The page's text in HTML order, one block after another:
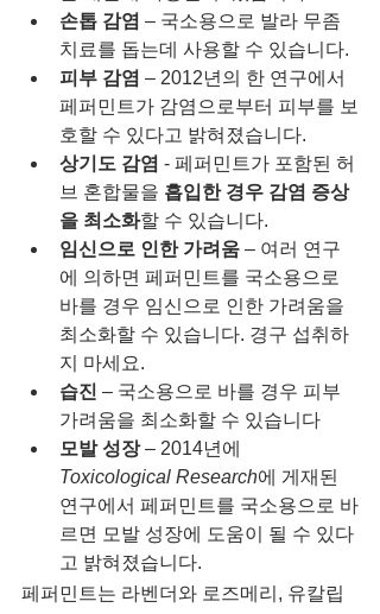
손톱 감염 – 국소용으로 발라 무좀
치료를 돕는데 사용할 수 있습니다.
피부 감염 – 2012년의 한 연구에서
페퍼민트가 감염으로부터 피부를 보
호할 수 있다고 밝혀졌습니다.
상기도 감염 - 페퍼민트가 포함된 허
브 혼합물을 흡입한 경우 감염 증상
을 최소화할 수 있습니다.
임신으로 인한 가려움 – 여러 연구
에 의하면 페퍼민트를 국소용으로
바를 경우 임신으로 인한 가려움을
최소화할 수 있습니다. 경구 섭취하
지 마세요.
습진 – 국소용으로 바를 경우 피부
가려움을 최소화할 수 있습니다
모발 성장 – 2014년에
Toxicological Research에 게재된
연구에서 페퍼민트를 국소용으로 바
르면 모발 성장에 도움이 될 수 있다
고 밝혀졌습니다.
페퍼민트는 라벤더와 로즈메리, 유칼립